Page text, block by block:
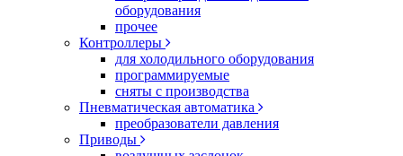
оборудования
прочее
Контроллеры
для холодильного оборудования
программируемые
сняты с производства
Пневматическая автоматика
преобразователи давления
Приводы